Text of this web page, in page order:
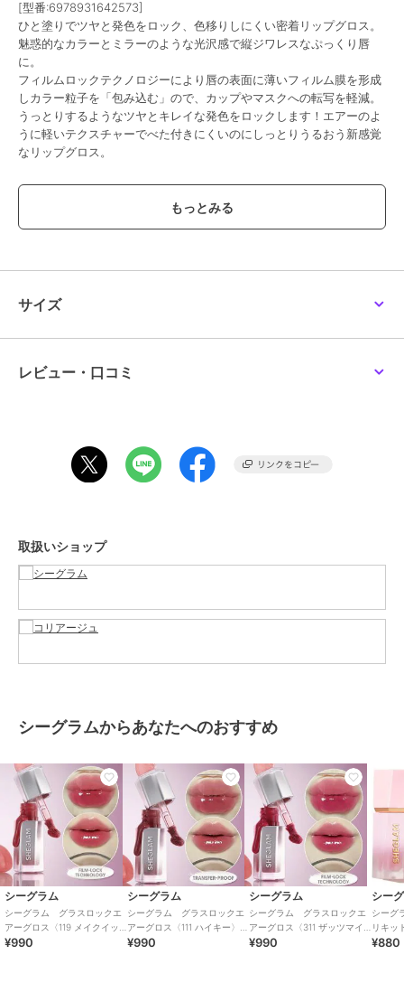
[型番:6978931642573]
ひと塗りでツヤと発色をロック、色移りしにくい密着リップグロス。
魅惑的なカラーとミラーのような光沢感で縦ジワレスなぷっくり唇
に。
フィルムロックテクノロジーにより唇の表面に薄いフィルム膜を形成
しカラー粒子を「包み込む」ので、カップやマスクへの転写を軽減。
うっとりするようなツヤとキレイな発色をロックします！エアーのよ
うに軽いテクスチャーでべた付きにくいのにしっとりうるおう新感覚
なリップグロス。
【使用方法】
使用前に付属のチップアプリケーターで中身をよくかき混ぜてくださ
い。唇に塗布した後は、３０～６０秒ほどそのままで、フィルム膜が
ニルトリシロキサン、フェニルトリメチコン、フェニルジメチコン、
（ＶＰ／ヘキサデセン）コポリマー、イソヘキサデカン、アクリレー
（ＶＰ／エイコセン）コポリマー、トリメチルシロキシフェニルジメ
リ種子油、パルミチン酸エチルヘキシル、ヒマシ油、トリベヘニン、
ヒアルロン酸Ｎａ、水添ヒマシ油、イソステアリン酸ソルビタン、パ
この商品は、不良品のみ返品を承ります
ショップ シーグラム ／コリアージュ
ップ・リップケア
レディース
ップ・リップケア
カラー 〈118 ストロベリーミルク〉
サイズ 3.4ml
原産国 中国
サイズ
レビュー・口コミ
取扱いショップ
シーグラムからあなたへのおすすめ
シーグラム
シーグラム グラスロックエ
アーグロス〈119 メイクイッ
トポップ〉(中国コスメ）
¥990
シーグラム
シーグラム グラスロックエ
アーグロス〈111 ハイキー〉
(中国コスメ）
¥990
シーグラム
シーグラム グラスロックエ
アーグロス〈311 ザッツマイ
ジャム〉(中国コスメ）
¥990
シー
シーグ
リキッ
ーキ＞
¥880